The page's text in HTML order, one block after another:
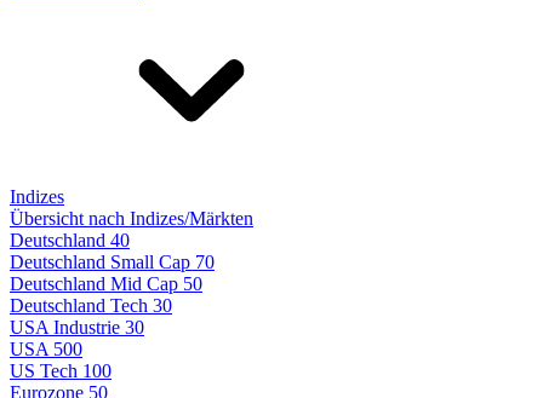
Indizes
Übersicht nach Indizes/Märkten
Deutschland 40
Deutschland Small Cap 70
Deutschland Mid Cap 50
Deutschland Tech 30
USA Industrie 30
USA 500
US Tech 100
Eurozone 50